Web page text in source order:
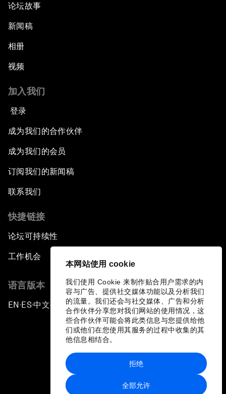
本网站使用 cookie
我们使用 Cookie 来制作贴合用户需求的内
容与广告、提供社交媒体功能以及分析我们
的流量。我们还会与社交媒体、广告和分析
合作伙伴分享您对我们网站的使用情况，这
些合作伙伴可能会将此类信息与您提供给他
们或他们在您使用其服务的过程中收集的其
他信息相结合。
全部允许
拒绝
论坛故事
新闻稿
相册
视频
加入我们
登录
成为我们的合作伙伴
成为我们的会员
订阅我们的新闻稿
联系我们
快捷链接
论坛可持续性
工作机会
语言版本
EN ▪ES▪中文▪ 日本語
站点地图